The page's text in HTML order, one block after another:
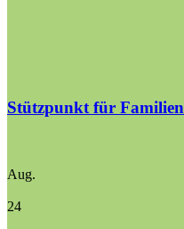
Stützpunkt für Familien
Aug.
24